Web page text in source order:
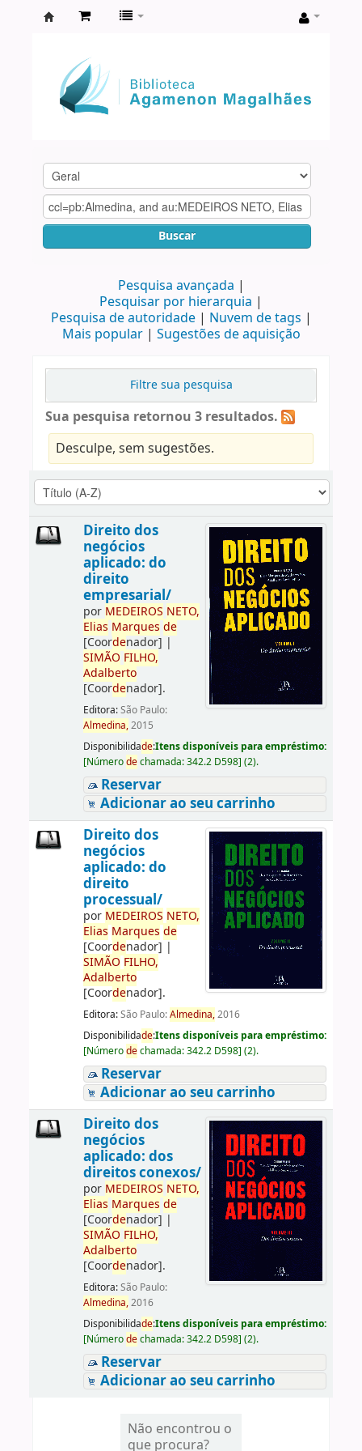
Agamenon
Magalhães
Buscar
Pesquisa avançada
Pesquisar por hierarquia
Pesquisa de autoridade
Nuvem de tags
Mais popular
Sugestões de aquisição
Filtre sua pesquisa
Sua pesquisa retornou 3 resultados.
Desculpe, sem sugestões.
Direito dos
negócios
aplicado: do
direito
empresarial/
por MEDEIROS NETO,
Elias Marques de
[Coordenador] |
SIMÃO FILHO,
Adalberto
[Coordenador].
Editora:São Paulo:
Almedina,2015
Disponibilidade:Itens disponíveis para empréstimo:
[Númerodechamada:342.2 D598] (2).
Reservar
Adicionar ao seu carrinho
Direito dos
negócios
aplicado: do
direito
processual/
por MEDEIROS NETO,
Elias Marques de
[Coordenador] |
SIMÃO FILHO,
Adalberto
[Coordenador].
Editora:São Paulo:Almedina,2016
Disponibilidade:Itens disponíveis para empréstimo:
[Númerodechamada:342.2 D598] (2).
Reservar
Adicionar ao seu carrinho
Direito dos
negócios
aplicado: dos
direitos conexos/
por MEDEIROS NETO,
Elias Marques de
[Coordenador] |
SIMÃO FILHO,
Adalberto
[Coordenador].
Editora:São Paulo:
Almedina,2016
Disponibilidade:Itens disponíveis para empréstimo:
[Númerodechamada:342.2 D598] (2).
Reservar
Adicionar ao seu carrinho
Não encontrou o
que procura?